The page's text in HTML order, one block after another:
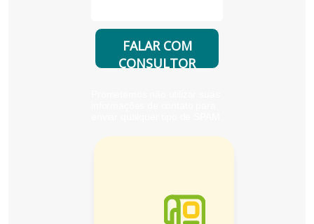
FALAR COM
CONSULTOR